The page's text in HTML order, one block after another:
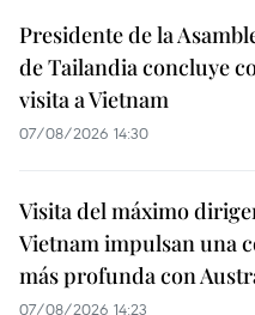
Presidente de la
de Tailandia concluye
visita a Vietnam
07/08/2026 14:30
Visita del máximo
Vietnam impulsan una
más profunda con
07/08/2026 14:23